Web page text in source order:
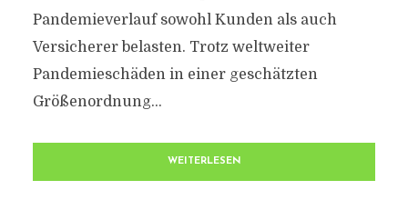
Pandemieverlauf sowohl Kunden als auch
Versicherer belasten. Trotz weltweiter
Pandemieschäden in einer geschätzten
Größenordnung...
WEITERLESEN